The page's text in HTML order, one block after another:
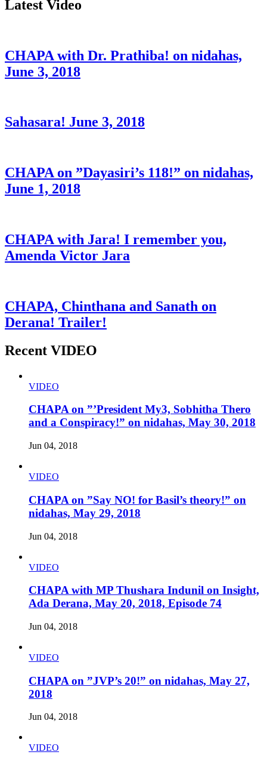
Latest Video
CHAPA with Dr. Prathiba! on nidahas,
June 3, 2018
Sahasara! June 3, 2018
CHAPA on ”Dayasiri’s 118!” on nidahas,
June 1, 2018
CHAPA with Jara! I remember you,
Amenda Victor Jara
CHAPA, Chinthana and Sanath on
Derana! Trailer!
Recent VIDEO
VIDEO
CHAPA on ”’President My3, Sobhitha Thero
and a Conspiracy!” on nidahas, May 30, 2018
Jun 04, 2018
VIDEO
CHAPA on ”Say NO! for Basil’s theory!” on
nidahas, May 29, 2018
Jun 04, 2018
VIDEO
CHAPA with MP Thushara Indunil on Insight,
Ada Derana, May 20, 2018, Episode 74
Jun 04, 2018
VIDEO
CHAPA on ”JVP’s 20!” on nidahas, May 27,
2018
Jun 04, 2018
VIDEO